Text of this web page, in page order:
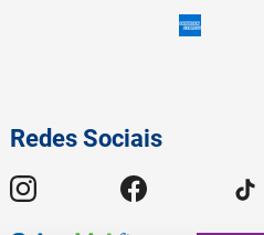
Redes Sociais